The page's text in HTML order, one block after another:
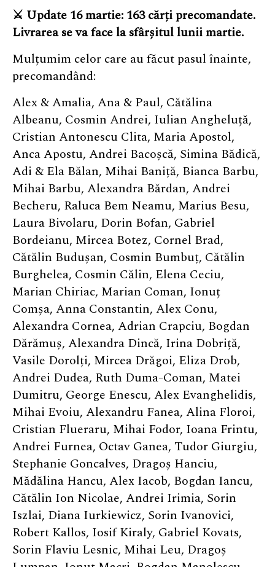
⚔︎ Update 16 martie: 163 cărți precomandate.
Livrarea se va face la sfârșitul lunii martie.
Mulțumim celor care au făcut pasul înainte,
precomandând:
Alex & Amalia, Ana & Paul, Cătălina
Albeanu, Cosmin Andrei, Iulian Angheluță,
Cristian Antonescu Clita, Maria Apostol,
Anca Apostu, Andrei Bacoșcă, Simina Bădică,
Adi & Ela Bălan, Mihai Baniță, Bianca Barbu,
Mihai Barbu, Alexandra Bărdan, Andrei
Becheru, Raluca Bem Neamu, Marius Besu,
Laura Bivolaru, Dorin Bofan, Gabriel
Bordeianu, Mircea Botez, Cornel Brad,
Cătălin Budușan, Cosmin Bumbuț, Cătălin
Burghelea, Cosmin Călin, Elena Ceciu,
Marian Chiriac, Marian Coman, Ionuț
Comșa, Anna Constantin, Alex Conu,
Alexandra Cornea, Adrian Crapciu, Bogdan
Dărămuș, Alexandra Dincă, Irina Dobriță,
Vasile Dorolți, Mircea Drăgoi, Eliza Drob,
Andrei Dudea, Ruth Duma-Coman, Matei
Dumitru, George Enescu, Alex Evanghelidis,
Mihai Evoiu, Alexandru Fanea, Alina Floroi,
Cristian Flueraru, Mihai Fodor, Ioana Frintu,
Andrei Furnea, Octav Ganea, Tudor Giurgiu,
Stephanie Goncalves, Dragoș Hanciu,
Mădălina Hancu, Alex Iacob, Bogdan Iancu,
Cătălin Ion Nicolae, Andrei Irimia, Sorin
Iszlai, Diana Iurkiewicz, Sorin Ivanovici,
Robert Kallos, Iosif Kiraly, Gabriel Kovats,
Sorin Flaviu Lesnic, Mihai Leu, Dragoș